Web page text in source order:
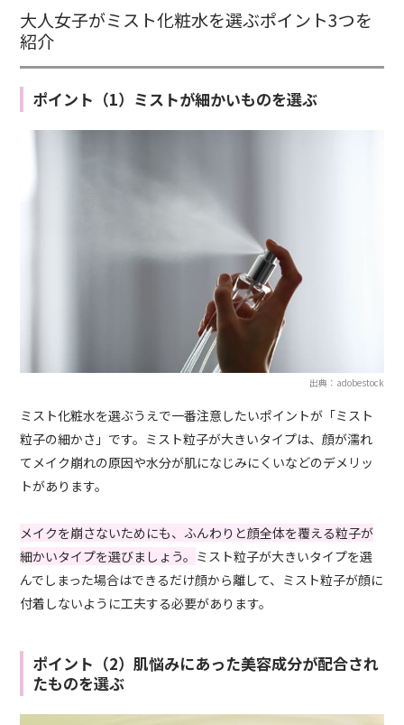
大人女子がミスト化粧水を選ぶポイント3つを
紹介
ポイント（1）ミストが細かいものを選ぶ
出典：adobestock
ミスト化粧水を選ぶうえで一番注意したいポイントが「ミスト
粒子の細かさ」です。ミスト粒子が大きいタイプは、顔が濡れ
てメイク崩れの原因や水分が肌になじみにくいなどのデメリッ
トがあります。
メイクを崩さないためにも、ふんわりと顔全体を覆える粒子が
細かいタイプを選びましょう。 ミスト粒子が大きいタイプを選
んでしまった場合はできるだけ顔から離して、ミスト粒子が顔に
付着しないように工夫する必要があります。
ポイント（2）肌悩みにあった美容成分が配合され
たものを選ぶ